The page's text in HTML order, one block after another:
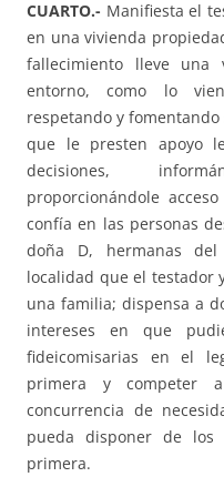
CUARTO.- Manifiesta el
en una vivienda
fallecimiento lleve
entorno, como lo
respetando y
que le presten apoyo
decisiones,
proporcionándole
confía en las personas
doña D, hermanas
localidad que el testador
una familia; dispensa a
intereses en que
fideicomisarias en el
primera y competer
concurrencia de
pueda disponer de los
primera.